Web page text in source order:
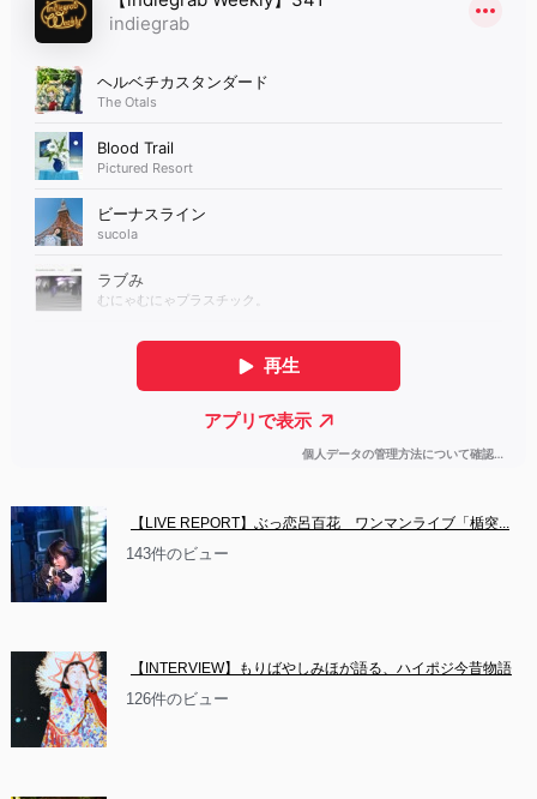
【LIVE REPORT】ぶっ恋呂百花　ワンマンライブ「楯突...
143件のビュー
【INTERVIEW】もりばやしみほが語る、ハイポジ今昔物語
126件のビュー